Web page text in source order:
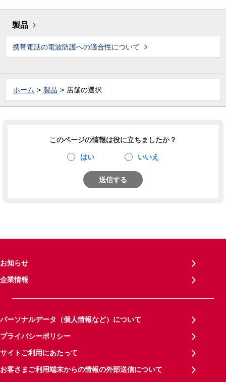
製品
携帯電話の電波防護への適合性について
ホーム 製品 店舗の選択
このページの情報は役に立ちましたか？
はい いいえ
送信する
お知らせ
企業情報
パーソナルデータ（個人情報など）について
プライバシーポリシー
サイトご利用にあたって
お客さまご利用端末からの情報の外部送信について